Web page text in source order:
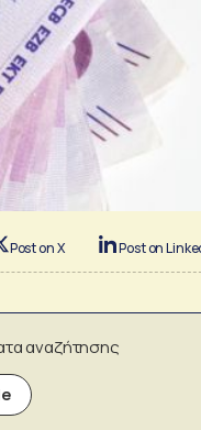
Post on X Post on
αναζήτησης